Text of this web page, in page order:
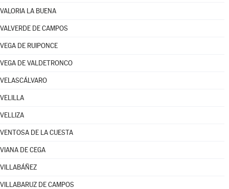
VALORIA LA BUENA
VALVERDE DE CAMPOS
VEGA DE RUIPONCE
VEGA DE VALDETRONCO
VELASCÁLVARO
VELILLA
VELLIZA
VENTOSA DE LA CUESTA
VIANA DE CEGA
VILLABÁÑEZ
VILLABARUZ DE CAMPOS